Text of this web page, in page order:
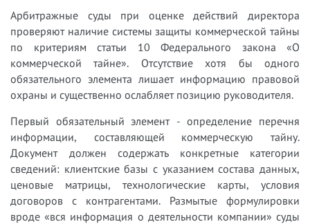
Арбитражные суды при оценке действий директора
проверяют наличие системы защиты коммерческой тайны
по критериям статьи 10 Федерального закона «О
коммерческой тайне». Отсутствие хотя бы одного
обязательного элемента лишает информацию правовой
охраны и существенно ослабляет позицию руководителя.
Первый обязательный элемент - определение перечня
информации, составляющей коммерческую тайну.
Документ должен содержать конкретные категории
сведений: клиентские базы с указанием состава данных,
ценовые матрицы, технологические карты, условия
договоров с контрагентами. Размытые формулировки
вроде «вся информация о деятельности компании» суды